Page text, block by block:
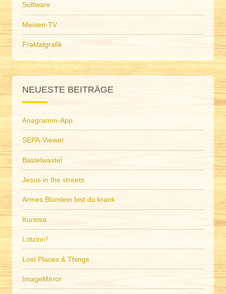
Software
Meisen-TV
Fraktalgrafik
NEUESTE BEITRÄGE
Anagramm-App
SEPA-Viewer
Bastelwastel
Jesus in the streets
Armes Blümlein bist du krank
Kuriosa
Lötzinn³
Lost Places & Things
ImageMirror